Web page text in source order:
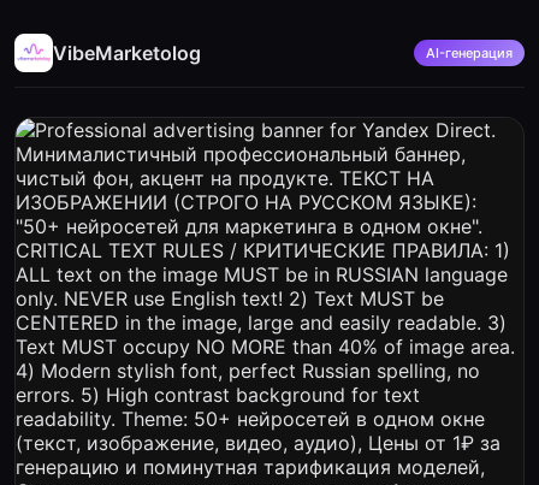
VibeMarketolog AI-генерация